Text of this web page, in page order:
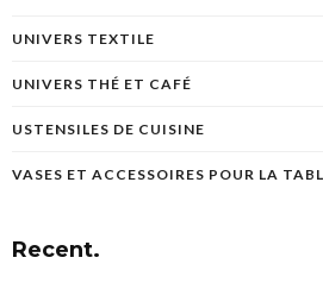
UNIVERS TEXTILE
UNIVERS THÉ ET CAFÉ
USTENSILES DE CUISINE
VASES ET ACCESSOIRES POUR LA
Recent.